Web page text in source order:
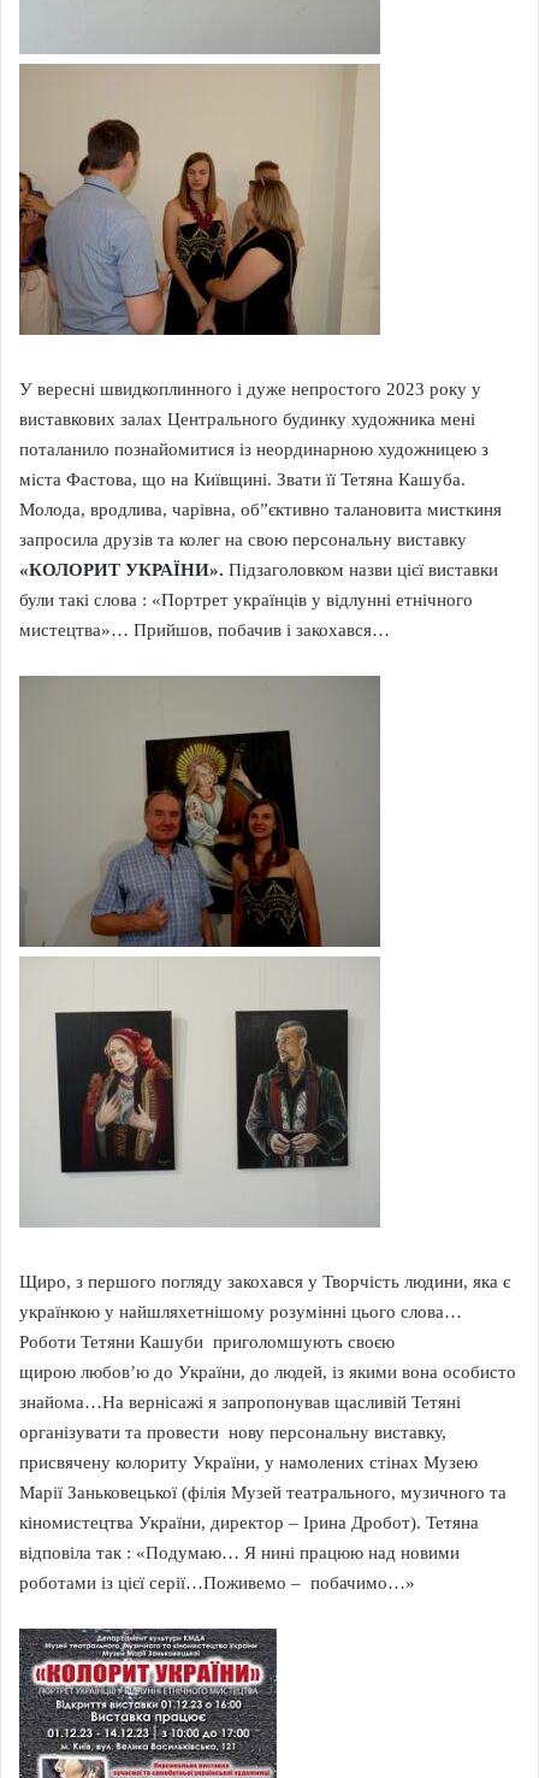
У вересні швидкоплинного і дуже непростого 2023 року у
виставкових залах Центрального будинку художника мені
поталанило познайомитися із неординарною художницею з
міста Фастова, що на Київщині. Звати її Тетяна Кашуба.
Молода, вродлива, чарівна, об”єктивно талановита мисткиня
запросила друзів та колег на свою персональну виставку
«КОЛОРИТ УКРАЇНИ». Підзаголовком назви цієї виставки
були такі слова : «Портрет українців у відлунні етнічного
мистецтва»… Прийшов, побачив і закохався…
Щиро, з першого погляду закохався у Творчість людини, яка є
українкою у найшляхетнішому розумінні цього слова…
Роботи Тетяни Кашуби приголомшують своєю
щирою любов’ю до України, до людей, із якими вона особисто
знайома…На вернісажі я запропонував щасливій Тетяні
організувати та провести нову персональну виставку,
присвячену колориту України, у намолених стінах Музею
Марії Заньковецької (філія Музей театрального, музичного та
кіномистецтва України, директор – Ірина Дробот). Тетяна
відповіла так : «Подумаю… Я нині працюю над новими
роботами із цієї серії…Поживемо – побачимо…»